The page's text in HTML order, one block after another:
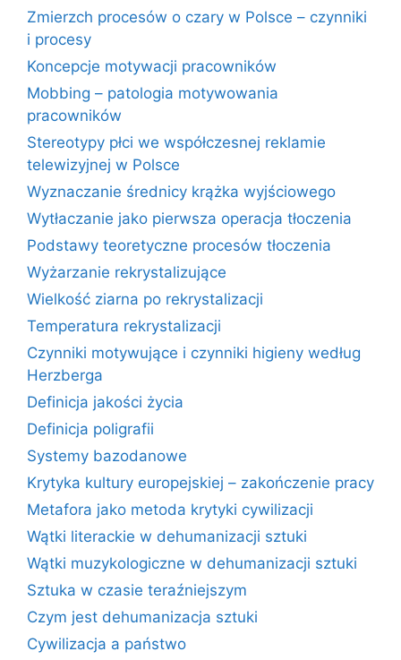
Zmierzch procesów o czary w Polsce – czynniki
i procesy
Koncepcje motywacji pracowników
Mobbing – patologia motywowania
pracowników
Stereotypy płci we współczesnej reklamie
telewizyjnej w Polsce
Wyznaczanie średnicy krążka wyjściowego
Wytłaczanie jako pierwsza operacja tłoczenia
Podstawy teoretyczne procesów tłoczenia
Wyżarzanie rekrystalizujące
Wielkość ziarna po rekrystalizacji
Temperatura rekrystalizacji
Czynniki motywujące i czynniki higieny według
Herzberga
Definicja jakości życia
Definicja poligrafii
Systemy bazodanowe
Krytyka kultury europejskiej – zakończenie pracy
Metafora jako metoda krytyki cywilizacji
Wątki literackie w dehumanizacji sztuki
Wątki muzykologiczne w dehumanizacji sztuki
Sztuka w czasie teraźniejszym
Czym jest dehumanizacja sztuki
Cywilizacja a państwo